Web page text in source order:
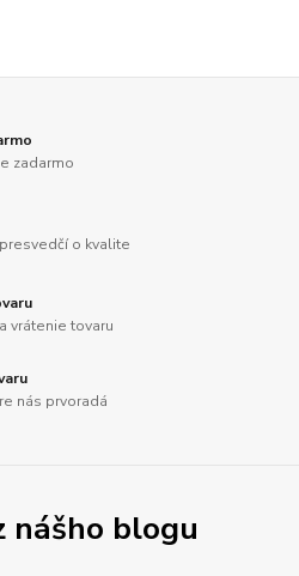
zadarmo
o kvalite
vrátenie tovaru
nás prvoradá
nášho blogu